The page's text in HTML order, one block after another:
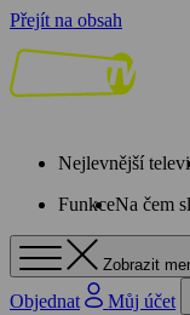
Přejít na obsah
Nejlevnější
FunkceNa čem
Zobrazit
Objednat Můj účet